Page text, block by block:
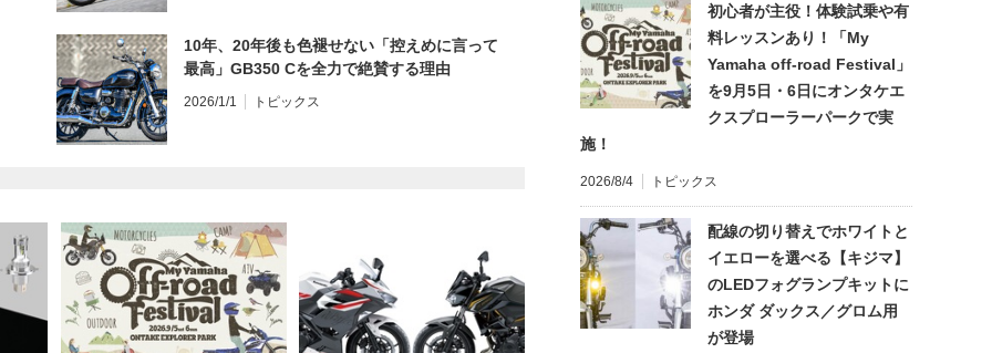
10年、20年後も色褪せない「控えめに言って
最高」GB350 Cを全力で絶賛する理由
2026/1/1 トピックス
初心者が主役！体験試乗や有
料レッスンあり！「My
Yamaha off-road Festival」
を9月5日・6日にオンタケエ
クスプローラーパークで実
施！
2026/8/4 トピックス
配線の切り替えでホワイトと
イエローを選べる【キジマ】
のLEDフォグランプキットに
ホンダ ダックス／グロム用
が登場